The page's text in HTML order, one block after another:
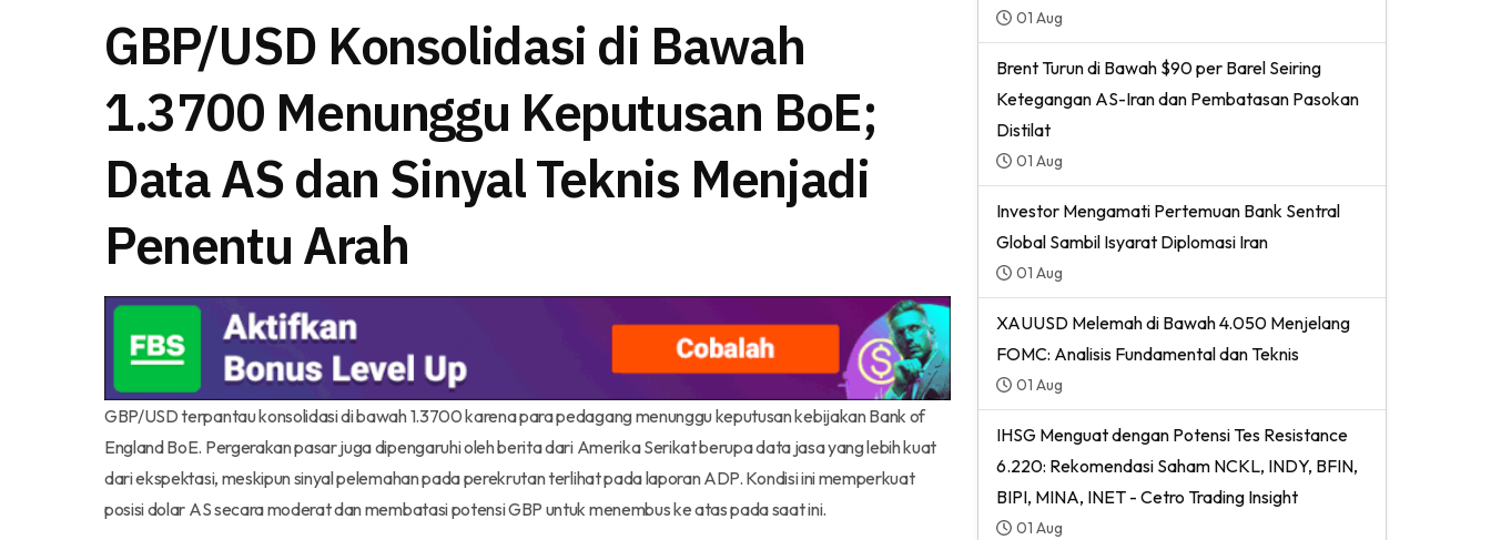
GBP/USD Konsolidasi di Bawah
1.3700 Menunggu Keputusan BoE;
Data AS dan Sinyal Teknis Menjadi
Penentu Arah
GBP/USD terpantau konsolidasi di bawah 1.3700 karena para pedagang menunggu keputusan kebijakan Bank of
England BoE. Pergerakan pasar juga dipengaruhi oleh berita dari Amerika Serikat berupa data jasa yang lebih kuat
dari ekspektasi, meskipun sinyal pelemahan pada perekrutan terlihat pada laporan ADP. Kondisi ini memperkuat
posisi dolar AS secara moderat dan membatasi potensi GBP untuk menembus ke atas pada saat ini.
01 Aug
Brent Turun di Bawah $90 per Barel Seiring
Ketegangan AS-Iran dan Pembatasan Pasokan
Distilat
01 Aug
Investor Mengamati Pertemuan Bank Sentral
Global Sambil Isyarat Diplomasi Iran
01 Aug
XAUUSD Melemah di Bawah 4.050 Menjelang
FOMC: Analisis Fundamental dan Teknis
01 Aug
IHSG Menguat dengan Potensi Tes Resistance
6.220: Rekomendasi Saham NCKL, INDY, BFIN,
BIPI, MINA, INET - Cetro Trading Insight
01 Aug